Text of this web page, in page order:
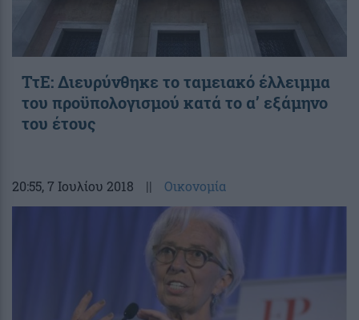
ΤτΕ: Διευρύνθηκε το ταμειακό έλλειμμα
του προϋπολογισμού κατά το α’ εξάμηνο
του έτους
20:55, 7 Ιουλίου 2018 || Οικονομία